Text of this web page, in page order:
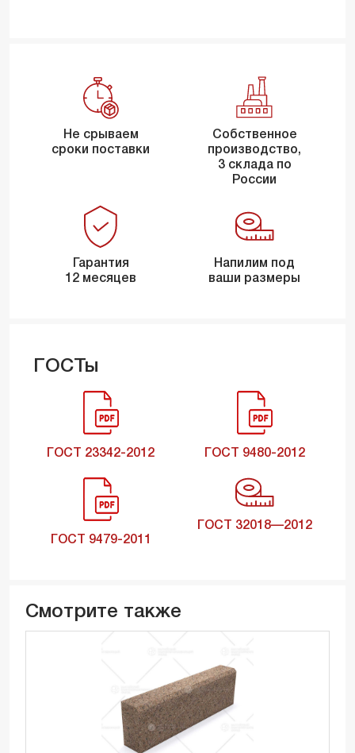
Не срываем
сроки поставки
Собственное
производство,
3 склада по
России
Гарантия
12 месяцев
Напилим под
ваши размеры
ГОСТы
ГОСТ 23342-2012 ГОСТ 9480-2012
ГОСТ 9479-2011
ГОСТ 32018—2012
Смотрите также